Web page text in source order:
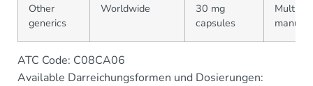
Other
generics
Worldwide
30 mg
capsules
ATC Code: C08CA06
Available Darreichungsformen und Dosierungen: